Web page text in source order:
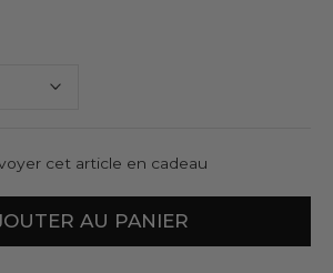
cet article en cadeau
AU PANIER